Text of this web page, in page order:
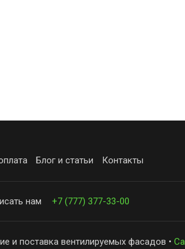
Блог и статьи Контакты
нам +7 (777) 377-33-00
и поставка вентилируемых фасадов •